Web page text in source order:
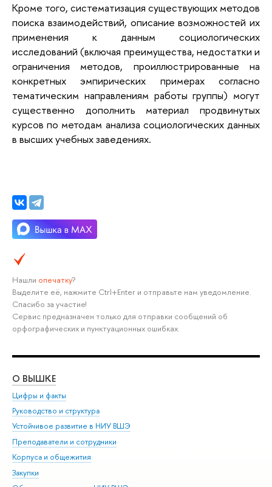
Кроме того, систематизация существующих методов
поиска взаимодействий, описание возможностей их
применения к данным социологических
исследований (включая преимущества, недостатки и
ограничения методов, проиллюстрированные на
конкретных эмпирических примерах согласно
тематическим направлениям работы группы) могут
существенно дополнить материал продвинутых
курсов по методам анализа социологических данных
в высших учебных заведениях.
Нашли опечатку?
Выделите её, нажмите Ctrl+Enter и отправьте нам уведомление.
Спасибо за участие!
Сервис предназначен только для отправки сообщений об
орфографических и пунктуационных ошибках.
О ВЫШКЕ
Цифры и факты
Руководство и структура
Устойчивое развитие в НИУ ВШЭ
Преподаватели и сотрудники
Корпуса и общежития
Закупки